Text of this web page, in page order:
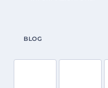
BLOG